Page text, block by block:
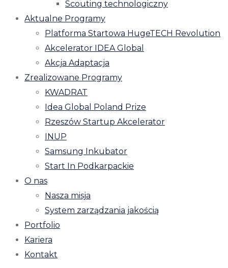
Scouting technologiczny
Aktualne Programy
Platforma Startowa HugeTECH Revolution
Akcelerator IDEA Global
Akcja Adaptacja
Zrealizowane Programy
KWADRAT
Idea Global Poland Prize
Rzeszów Startup Akcelerator
INUP
Samsung Inkubator
Start In Podkarpackie
O nas
Nasza misja
System zarządzania jakością
Portfolio
Kariera
Kontakt